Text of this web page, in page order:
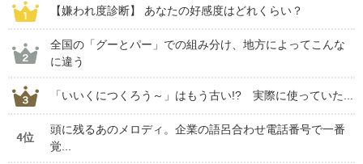
【嫌われ度診断】 あなたの好感度はどれくらい？
全国の「グーとパー」での組み分け、地方によってこんな
に違う
「いいくにつくろう～」はもう古い!? 実際に使っていた...
4位
頭に残るあのメロディ。企業の語呂合わせ電話番号で一番
覚...